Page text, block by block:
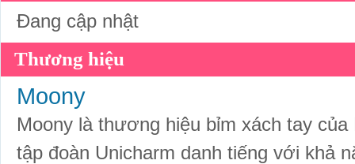
Đang cập nhật
Thương hiệu
Moony
Moony là thương hiệu bỉm xách tay
tập đoàn Unicharm danh tiếng với khả